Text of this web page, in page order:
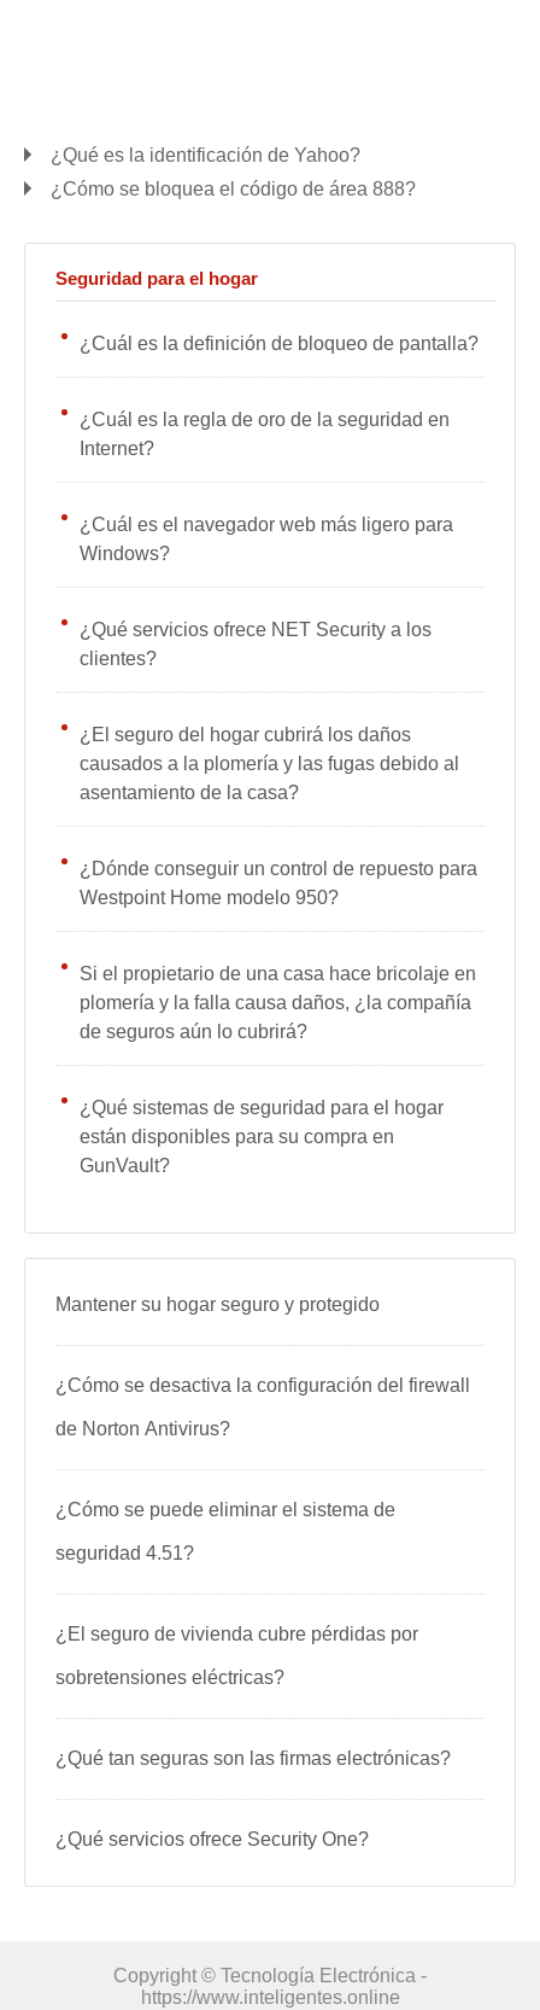
¿Qué es la identificación de Yahoo?
¿Cómo se bloquea el código de área 888?
Seguridad para el hogar
¿Cuál es la definición de bloqueo de pantalla?
¿Cuál es la regla de oro de la seguridad en
Internet?
¿Cuál es el navegador web más ligero para
Windows?
¿Qué servicios ofrece NET Security a los
clientes?
¿El seguro del hogar cubrirá los daños
causados ​​a la plomería y las fugas debido al
asentamiento de la casa?
¿Dónde conseguir un control de repuesto para
Westpoint Home modelo 950?
Si el propietario de una casa hace bricolaje en
plomería y la falla causa daños, ¿la compañía
de seguros aún lo cubrirá?
¿Qué sistemas de seguridad para el hogar
están disponibles para su compra en
GunVault?
Mantener su hogar seguro y protegido
¿Cómo se desactiva la configuración del firewall
de Norton Antivirus?
¿Cómo se puede eliminar el sistema de
seguridad 4.51?
¿El seguro de vivienda cubre pérdidas por
sobretensiones eléctricas?
¿Qué tan seguras son las firmas electrónicas?
¿Qué servicios ofrece Security One?
Copyright © Tecnología Electrónica -
https://www.inteligentes.online